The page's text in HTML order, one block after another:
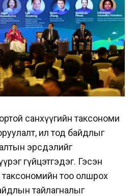
санхүүгийн таксономи
оруулалт, ил тод байдлыг
эрсдэлийг
гүйцэтгэдэг. Гэсэн
тоо олшрох
тайлагналыг